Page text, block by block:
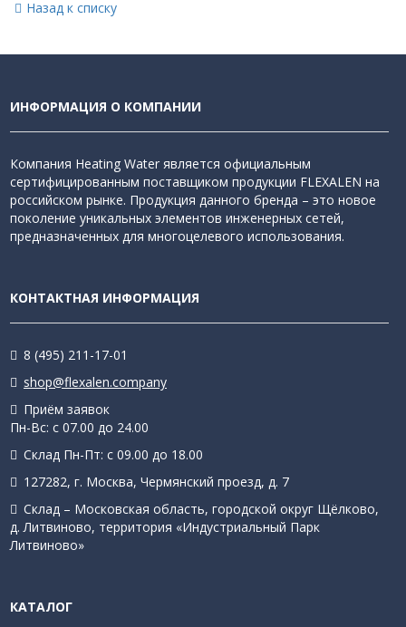
Назад к списку
ИНФОРМАЦИЯ О КОМПАНИИ
Компания Heating Water является официальным
сертифицированным поставщиком продукции FLEXALEN на
российском рынке. Продукция данного бренда – это новое
поколение уникальных элементов инженерных сетей,
предназначенных для многоцелевого использования.
КОНТАКТНАЯ ИНФОРМАЦИЯ
8 (495) 211-17-01
shop@flexalen.company
Приём заявок
Пн-Вс: с 07.00 до 24.00
Склад Пн-Пт: с 09.00 до 18.00
127282, г. Москва, Чермянский проезд, д. 7
Склад – Московская область, городской округ Щёлково,
д. Литвиново, территория «Индустриальный Парк
Литвиново»
КАТАЛОГ